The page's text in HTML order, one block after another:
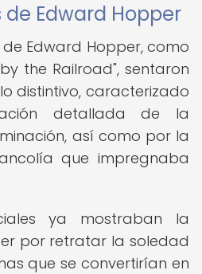
Edward Hopper
Edward Hopper, como
the Railroad", sentaron
distintivo, caracterizado
detallada de la
así como por la
que impregnaba
ya mostraban la
por retratar la soledad
que se convertirían en